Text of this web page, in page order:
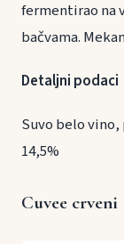
fermentirao na
bačvama.
Detaljni podaci
Suvo belo
14,5%
Cuvee crveni